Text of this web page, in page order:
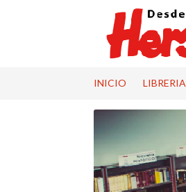
navegación
contenido
INICIO LIBRERIA